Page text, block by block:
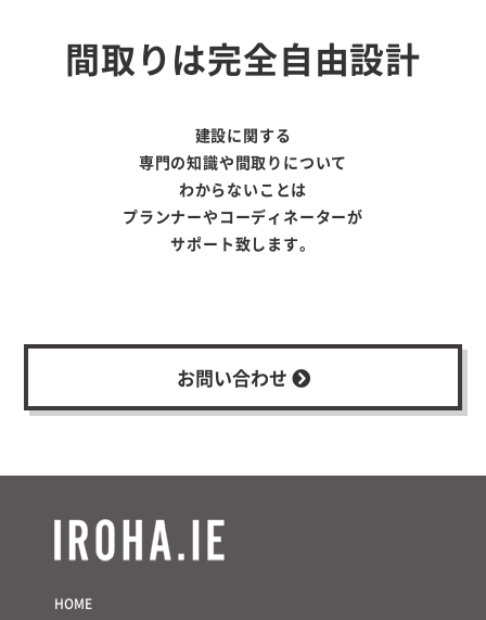
間取りは完全自由設計
建設に関する
専門の知識や間取りについて
わからないことは
プランナーやコーディネーターが
サポート致します。
お問い合わせ
HOME